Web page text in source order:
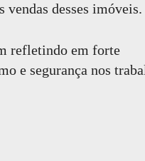
vendas desses imóveis.
refletindo em forte
e segurança nos